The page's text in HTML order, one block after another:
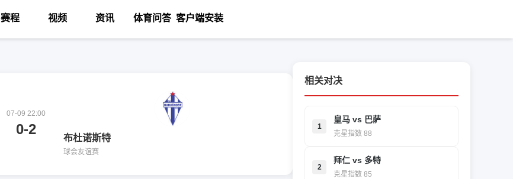
赛程 视频 资讯 体育问答 客户端安装
07-09 22:00
0-2
布杜诺斯特
球会友谊赛
相关对决
1
皇马 vs 巴萨
克星指数 88
2
拜仁 vs 多特
克星指数 85